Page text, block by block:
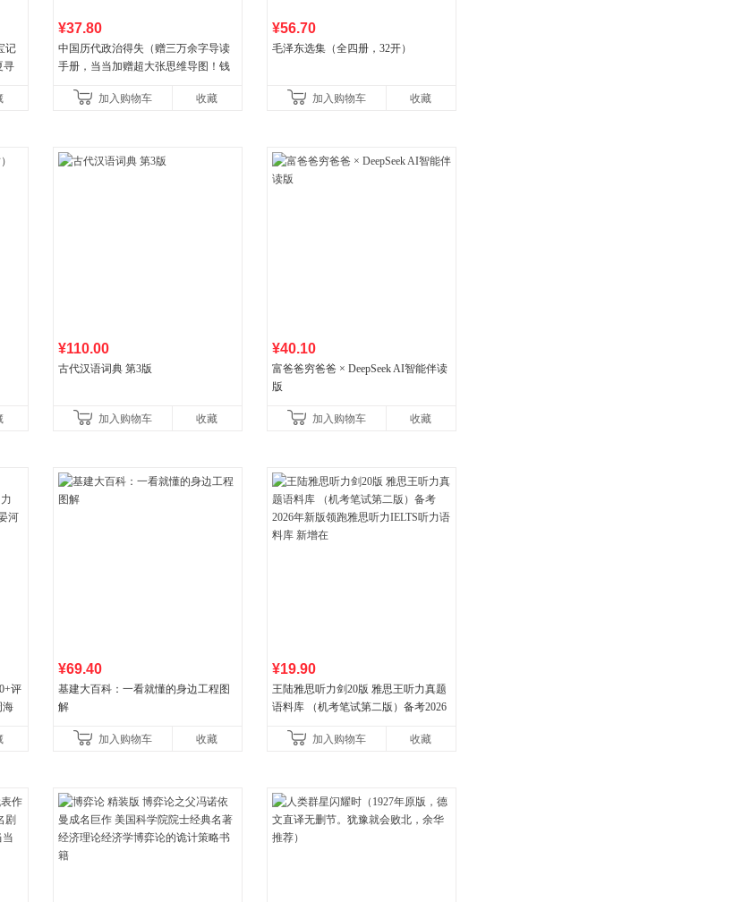
记
寻
¥37.80
中国历代政治得失（赠三万余字导读
手册，当当加赠超大张思维导图！钱
书社最新修订！中学生
加入购物车 收藏
¥56.70
毛泽东选集（全四册，32开）
加入购物车 收藏
¥110.00
古代汉语词典 第3版
加入购物车 收藏
¥40.10
富爸爸穷爸爸 × DeepSeek AI智能伴读
版
加入购物车 收藏
评
海
¥69.40
基建大百科：一看就懂的身边工程图
解
加入购物车 收藏
¥19.90
王陆雅思听力剑20版 雅思王听力真题
语料库 （机考笔试第二版）备考2026
新增在
加入购物车 收藏